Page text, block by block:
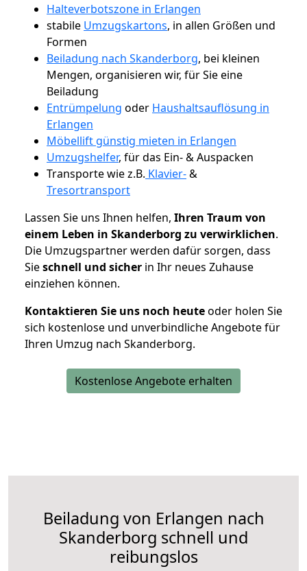
Halteverbotszone in Erlangen
stabile Umzugskartons, in allen Größen und
Formen
Beiladung nach Skanderborg, bei kleinen
Mengen, organisieren wir, für Sie eine
Beiladung
Entrümpelung oder Haushaltsauflösung in
Erlangen
Möbellift günstig mieten in Erlangen
Umzugshelfer, für das Ein- & Auspacken
Transporte wie z.B. Klavier-&
Tresortransport
Lassen Sie uns Ihnen helfen, Ihren Traum von
einem Leben in Skanderborg zu verwirklichen.
Die Umzugspartner werden dafür sorgen, dass
Sieschnell und sicher in Ihr neues Zuhause
einziehen können.
Kontaktieren Sie uns noch heuteoder holen Sie
sich kostenlose und unverbindliche Angebote für
Ihren Umzug nach Skanderborg.
Kostenlose Angebote erhalten
Beiladung von Erlangen nach
Skanderborg schnell und
reibungslos